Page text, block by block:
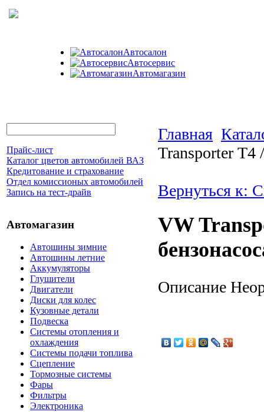
Автосалон
Автосервис
Автомагазин
Прайс-лист
Каталог цветов автомобилей ВАЗ
Кредитование и страхование
Отдел комиссионых автомобилей
Запись на тест-драйв
Автомагазин
Автошины зимние
Автошины летние
Аккумуляторы
Глушители
Двигатели
Диски для колес
Кузовные детали
Подвеска
Системы отопления и
охлаждения
Системы подачи топлива
Сцепление
Тормозные системы
Фары
Фильтры
Электроника
Главная
Transporter Т4
Вернуться к:
VW
Описание